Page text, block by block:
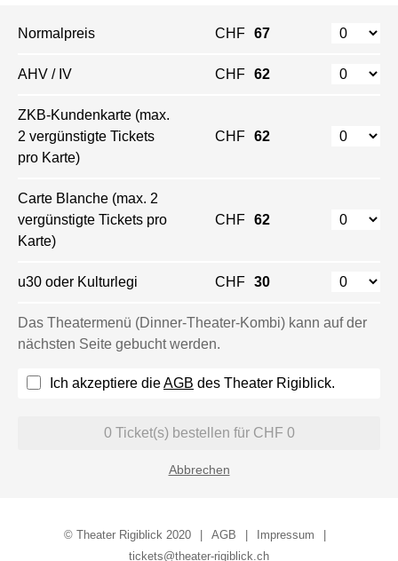
Normalpreis CHF 67
AHV / IV CHF 62
ZKB-Kundenkarte (max.
2 vergünstigte Tickets
pro Karte)
CHF 62
Carte Blanche (max. 2
vergünstigte Tickets pro
Karte)
CHF 62
u30 oder Kulturlegi CHF 30
Das Theatermenü (Dinner-Theater-Kombi) kann auf der
nächsten Seite gebucht werden.
Ich akzeptiere dieAGB des Theater Rigiblick.
Abbrechen
0 Ticket(s) bestellen für CHF 0
© Theater Rigiblick 2020 AGB
Impressum
tickets@theater-rigiblick.ch